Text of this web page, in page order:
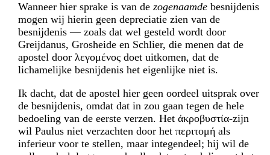
Wanneer hier sprake is van dezogenaamde besnijdenis
mogen wij hierin geen depreciatie zien van de
besnijdenis — zoals dat wel gesteld wordt door
Greijdanus, Grosheide en Schlier, die menen dat de
apostel door λεγομένος doet uitkomen, dat de
lichamelijke besnijdenis het eigenlijke niet is.
Ik dacht, dat de apostel hier geen oordeel uitsprak over
de besnijdenis, omdat dat in zou gaan tegen de hele
bedoeling van de eerste verzen. Het ἀκροβυστία-zijn
wil Paulus niet verzachten door het περιτομή als
inferieur voor te stellen, maar integendeel; hij wil de